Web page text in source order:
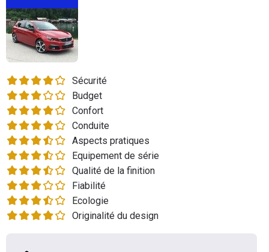
Utilitaires
Flottes
Services
Forum
Moto
Marques
Sécurité
Budget
Confort
Conduite
Aspects pratiques
Equipement de série
Qualité de la finition
Fiabilité
Ecologie
Originalité du design